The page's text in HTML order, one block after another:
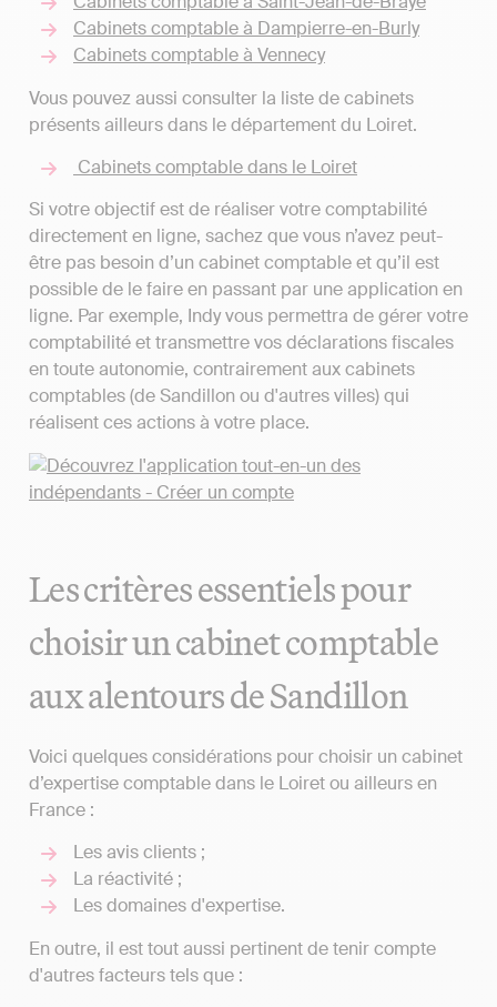
Cabinets comptable à Dampierre-en-Burly
Cabinets comptable à Vennecy
Vous pouvez aussi consulter la liste de cabinets
présents ailleurs dans le département du Loiret.
Cabinets comptable dans le Loiret
Si votre objectif est de réaliser votre comptabilité
directement en ligne, sachez que vous n’avez peut-
être pas besoin d’un cabinet comptable et qu’il est
possible de le faire en passant par une application en
ligne. Par exemple, Indy vous permettra de gérer votre
comptabilité et transmettre vos déclarations fiscales
en toute autonomie, contrairement aux cabinets
comptables (de Sandillon ou d'autres villes) qui
réalisent ces actions à votre place.
Les critères essentiels pour
choisir un cabinet comptable
aux alentours de Sandillon
Voici quelques considérations pour choisir un cabinet
d’expertise comptable dans le Loiret ou ailleurs en
France :
Les avis clients ;
La réactivité ;
Les domaines d'expertise.
En outre, il est tout aussi pertinent de tenir compte
d'autres facteurs tels que :